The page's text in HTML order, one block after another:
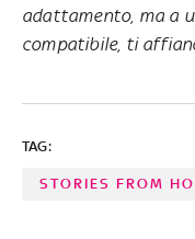
adattamento, ma a
compatibile, ti
TAG:
STORIES FROM